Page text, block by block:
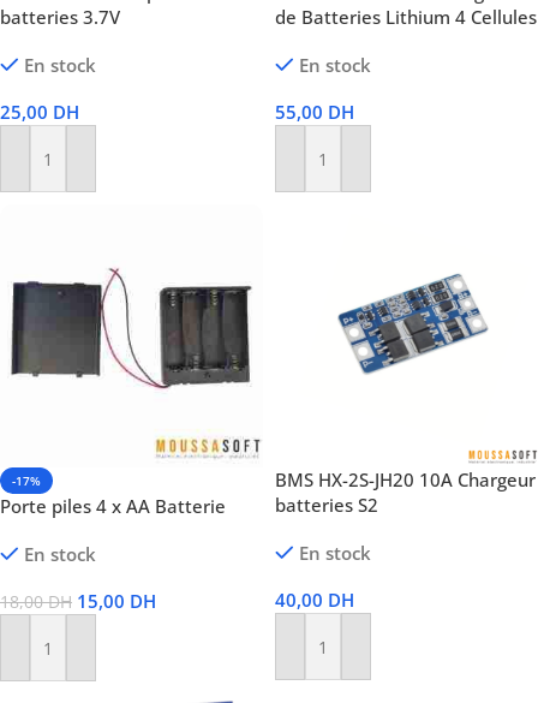
batteries 3.7V
En stock
25,00 DH
Ajouter Au Panier
de Batteries Lithium 4 Cellules
En stock
55,00 DH
Ajouter Au Panier
-17%
Porte piles 4 x AA Batterie
En stock
18,00DH 15,00 DH
Ajouter Au Panier
BMS HX-2S-JH20 10A Chargeur
batteries S2
En stock
40,00 DH
Ajouter Au Panier